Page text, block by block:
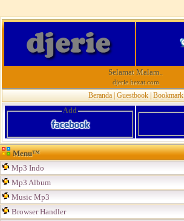
Selamat Malam..
djerie.hexat.com
Beranda| Guestbook| Bookmark
Add
Menu™
Mp3 Indo
Mp3 Album
Music Mp3
Browser Handler